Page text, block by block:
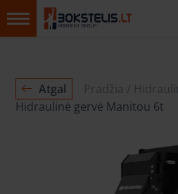
Atgal Pradžia
Hidraulinė gervė Manitou 6t